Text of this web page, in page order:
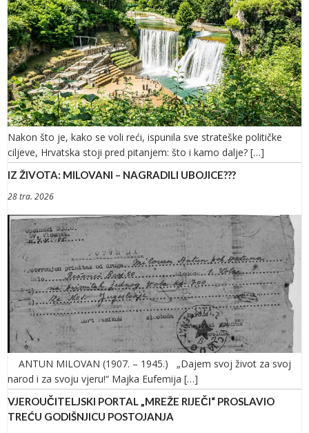
Nakon što je, kako se voli reći, ispunila sve strateške političke
ciljeve, Hrvatska stoji pred pitanjem: što i kamo dalje? […]
IZ ŽIVOTA: MILOVANI – NAGRADILI UBOJICE???
28 tra. 2026
ANTUN MILOVAN (1907. – 1945.) „Dajem svoj život za svoj
narod i za svoju vjeru!“ Majka Eufemija […]
VJEROUČITELJSKI PORTAL „MREŽE RIJEČI“ PROSLAVIO
TREĆU GODIŠNJICU POSTOJANJA